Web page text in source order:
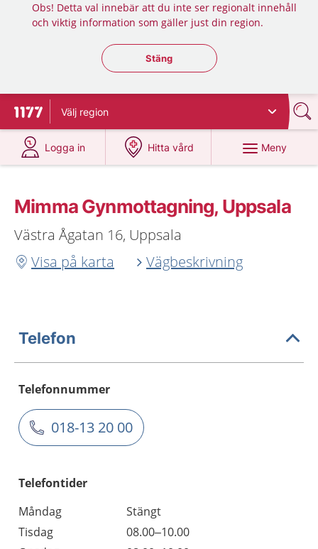
Obs! Detta val innebär att du inte ser regionalt innehåll
och viktig information som gäller just din region.
Stäng regionsväljaren
Stäng
Till startsidan för 1177
Välj region
Logga in
på 1177.se
Hitta vård
på 1177.se
Meny
Mimma Gynmottagning, Uppsala
Västra Ågatan 16, Uppsala
Visa på karta
Vägbeskrivning
Telefon
Telefonnummer
018-13 20 00
Telefontider
Måndag
Stängt
Tisdag
08.00–10.00